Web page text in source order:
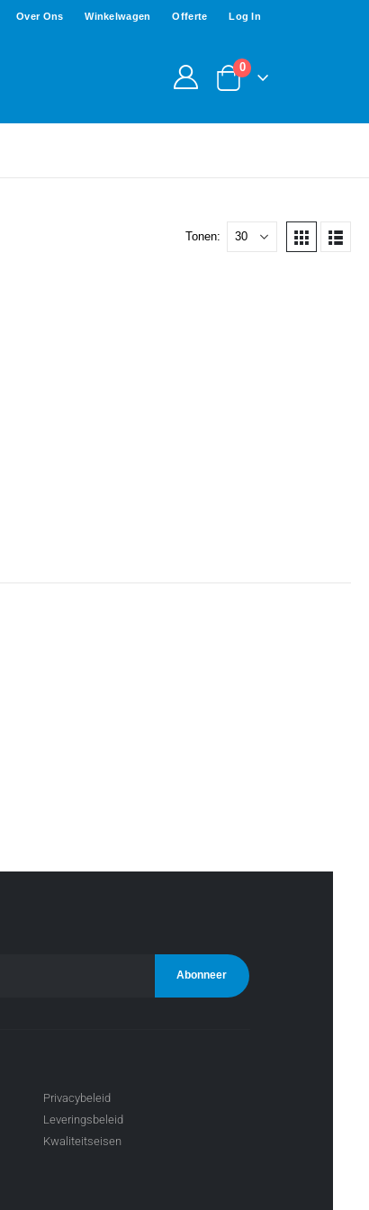
Over Ons Winkelwagen Offerte Log In
0
Tonen:
Privacybeleid
Leveringsbeleid
Kwaliteitseisen